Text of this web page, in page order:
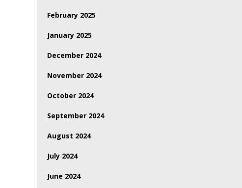
February 2025
January 2025
December 2024
November 2024
October 2024
September 2024
August 2024
July 2024
June 2024